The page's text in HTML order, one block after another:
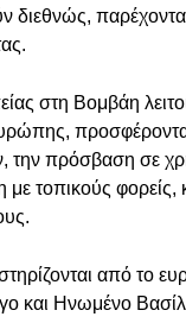
διεθνώς,
στη Βομβάη
πρόσβαση σε
τοπικούς φορείς,
από το
και Ηνωμένο